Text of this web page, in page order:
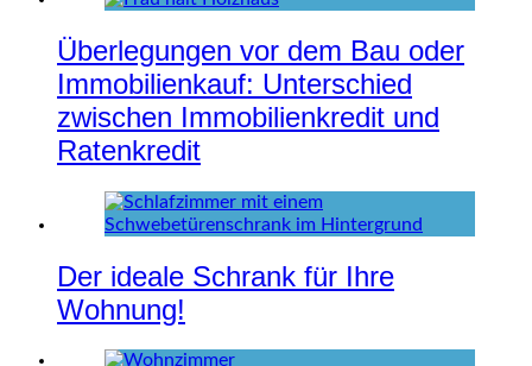
Überlegungen vor dem Bau oder
Immobilienkauf: Unterschied
zwischen Immobilienkredit und
Ratenkredit
Der ideale Schrank für Ihre
Wohnung!